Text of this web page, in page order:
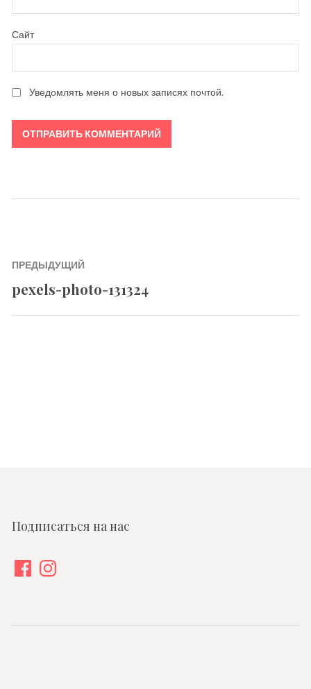
Сайт
Уведомлять меня о новых записях почтой.
Навигация
по
ПРЕДЫДУЩИЙ
Previous
pexels-photo-131324
Подписаться на нас
FacebookInstagram